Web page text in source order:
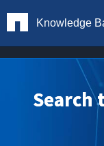
Knowledge
Search